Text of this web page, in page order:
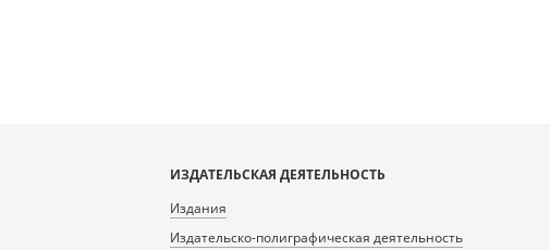
ИЗДАТЕЛЬСКАЯ ДЕЯТЕЛЬНОСТЬ
Издания
Издательско-полиграфическая деятельность